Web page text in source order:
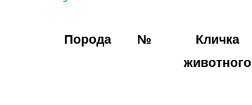
Порода №
Кличка
животного